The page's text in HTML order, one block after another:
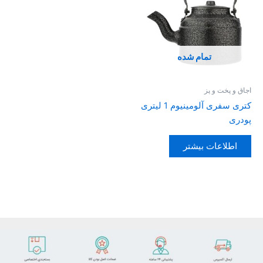
تمام شده
اجاق و پخت و پز
کتری سفری آلومینیوم 1 لیتری
پودری
اطلاعات بیشتر